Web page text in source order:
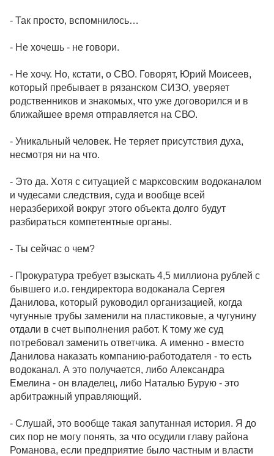
- Так просто, вспомнилось…
- Не хочешь - не говори.
- Не хочу. Но, кстати, о СВО. Говорят, Юрий Моисеев,
который пребывает в рязанском СИЗО, уверяет
родственников и знакомых, что уже договорился и в
ближайшее время отправляется на СВО.
- Уникальный человек. Не теряет присутствия духа,
несмотря ни на что.
- Это да. Хотя с ситуацией с марксовским водоканалом
и чудесами следствия, суда и вообще всей
неразберихой вокруг этого объекта долго будут
разбираться компетентные органы.
- Ты сейчас о чем?
- Прокуратура требует взыскать 4,5 миллиона рублей с
бывшего и.о. гендиректора водоканала Сергея
Данилова, который руководил организацией, когда
чугунные трубы заменили на пластиковые, а чугунину
отдали в счет выполнения работ. К тому же суд
потребовал заменить ответчика. А именно - вместо
Данилова наказать компанию-работодателя - то есть
водоканал. А это получается, либо Александра
Емелина - он владелец, либо Наталью Бурую - это
арбитражный управляющий.
- Слушай, это вообще такая запутанная история. Я до
сих пор не могу понять, за что осудили главу района
Романова, если предприятие было частным и власти